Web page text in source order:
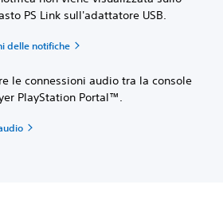
PS Link sull'adattatore USB.
delle notifiche
le connessioni audio tra la console
PlayStation Portal™.